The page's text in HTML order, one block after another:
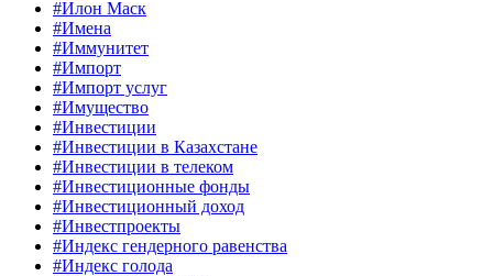
#Илон Маск
#Имена
#Иммунитет
#Импорт
#Импорт услуг
#Имущество
#Инвестиции
#Инвестиции в Казахстане
#Инвестиции в телеком
#Инвестиционные фонды
#Инвестиционный доход
#Инвестпроекты
#Индекс гендерного равенства
#Индекс голода